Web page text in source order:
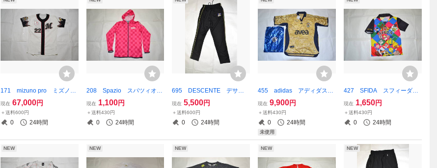
171 mizuno pro ミズノプ
ロ プロ野球 千葉ロッテマ
リーンズ 背番号22 里崎捕
手 誠ユニフォーム 実使用
品？ プロコレ？
現在 67,000円
＋送料600円
0 24時間
208 Spazio スパツィオ
フード付きジャージジャケッ
ト ピンク Mサイズ
現在 1,100円
＋送料430円
0 24時間
695 DESCENTE デサン
ト ジャージパンツ プロフ
ェッショナル PROFESSIO
NAL タグ付き 番号入り
ブラック×イエロー XXLサ
現在 5,500円
＋送料600円
0 24時間
455 adidas アディダス
トルコリーグ フェネルバフ
チェ 限定品100周年ユニフ
ォーム XLサイズ ゴール
ド×ネイビー 未使用品
現在 9,900円
＋送料430円
0 24時間
未使用
427 SFIDA スフィーダ
LOONEY TUNES ルーニ
ー・テューンズ サッカー
コラボユニフォーム Mサイ
ズ
現在 1,650円
＋送料430円
0 24時間
NEW NEW NEW NEW NEW